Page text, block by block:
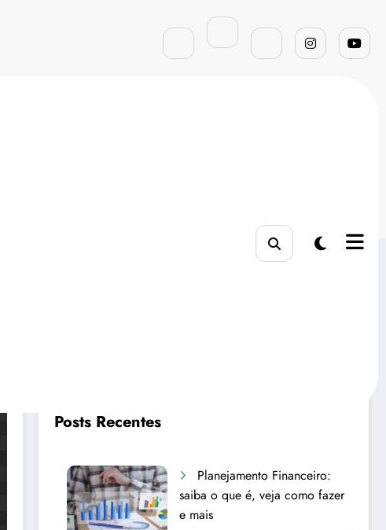
Posts Recentes
Planejamento Financeiro:
saiba o que é, veja como fazer
e mais